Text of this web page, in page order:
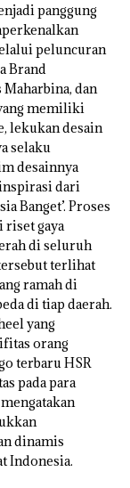
panggung
peluncuran
Brand
dan
memiliki
lekukan desain
selaku
desainnya
dari
Banget’. Proses
riset gaya
di seluruh
terlihat
ramah di
di tiap daerah.
yang
orang
terbaru HSR
pada para
dinamis
Indonesia.